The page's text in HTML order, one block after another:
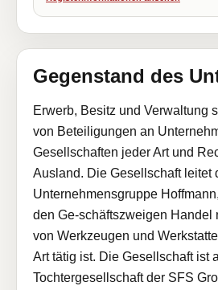
Gegenstand des
Erwerb, Besitz und Verwaltung
von Beteiligungen an
Gesellschaften jeder Art und
Ausland. Die Gesellschaft leitet
Unternehmensgruppe
den Ge-schäftszweigen Handel
von Werkzeugen und
Art tätig ist. Die Gesellschaft ist
Tochtergesellschaft der SFS